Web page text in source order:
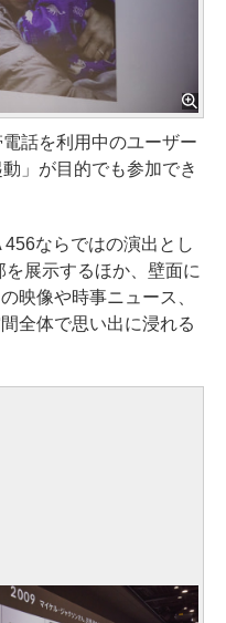
話を利用中のユーザー
」が目的でも参加でき
ならではの演出とし
展示するほか、壁面に
映像や時事ニュース、
全体で思い出に浸れる